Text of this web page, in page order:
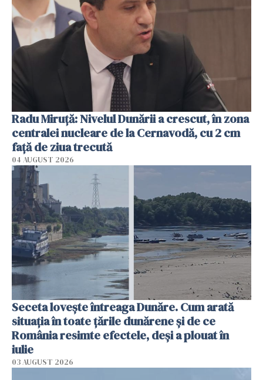
Radu Miruţă: Nivelul Dunării a crescut, în zona
centralei nucleare de la Cernavodă, cu 2 cm
faţă de ziua trecută
04 AUGUST 2026
Seceta lovește întreaga Dunăre. Cum arată
situația în toate țările dunărene și de ce
România resimte efectele, deși a plouat în
iulie
03 AUGUST 2026